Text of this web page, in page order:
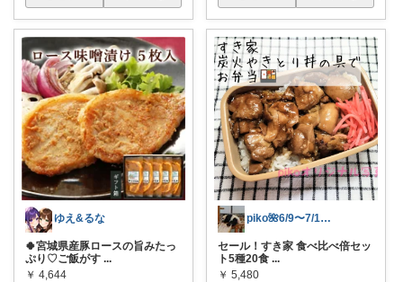
ゆえ&るな
🍀宮城県産豚ロースの旨みたっ
ぷり♡ご飯がす ...
￥ 4,644
piko🌺6/9〜7/1感謝✨️
セール！すき家 食べ比べ倍セッ
ト5種20食 ...
￥ 5,480